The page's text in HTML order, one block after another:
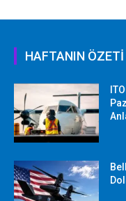
HAFTANIN ÖZETİ